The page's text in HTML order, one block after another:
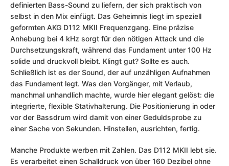
definierten Bass-Sound zu liefern, der sich praktisch von
selbst in den Mix einfügt. Das Geheimnis liegt im speziell
geformten AKG D112 MKII Frequenzgang. Eine präzise
Anhebung bei 4 kHz sorgt für den nötigen Attack und die
Durchsetzungskraft, während das Fundament unter 100 Hz
solide und druckvoll bleibt. Klingt gut? Sollte es auch.
Schließlich ist es der Sound, der auf unzähligen Aufnahmen
das Fundament legt. Was den Vorgänger, mit Verlaub,
manchmal unhandlich machte, wurde hier elegant gelöst: die
integrierte, flexible Stativhalterung. Die Positionierung in oder
vor der Bassdrum wird damit von einer Geduldsprobe zu
einer Sache von Sekunden. Hinstellen, ausrichten, fertig.
Manche Produkte werben mit Zahlen. Das D112 MKII lebt sie.
Es verarbeitet einen Schalldruck von über 160 Dezibel ohne